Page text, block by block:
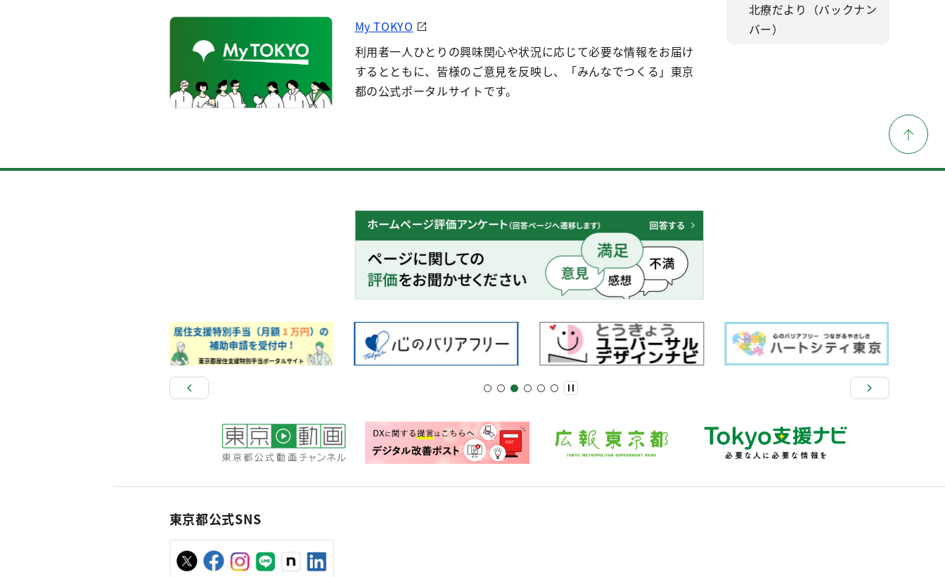
My TOKYO
利用者一人ひとりの興味関心や状況に応じて必要な情報をお届け
するとともに、皆様のご意見を反映し、「みんなでつくる」東京
都の公式ポータルサイトです。
北療だより（バックナン
バー）
東京都公式SNS